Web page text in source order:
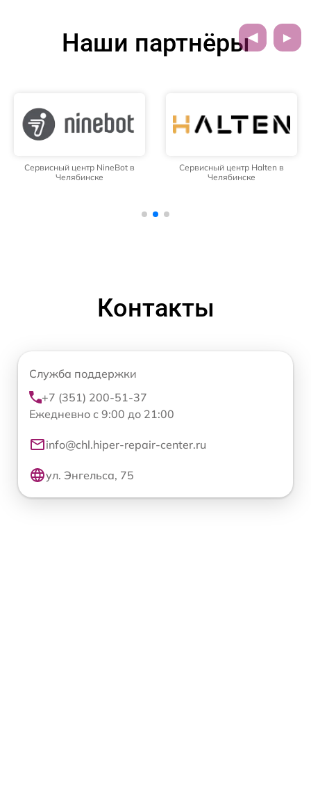
Наши партнёры
Сервисный центр NineBot в
Челябинске
Сервисный центр Halten в
Челябинске
Контакты
Служба поддержки
+7 (351) 200-51-37
Ежедневно с 9:00 до 21:00
info@chl.hiper-repair-center.ru
ул. Энгельса, 75